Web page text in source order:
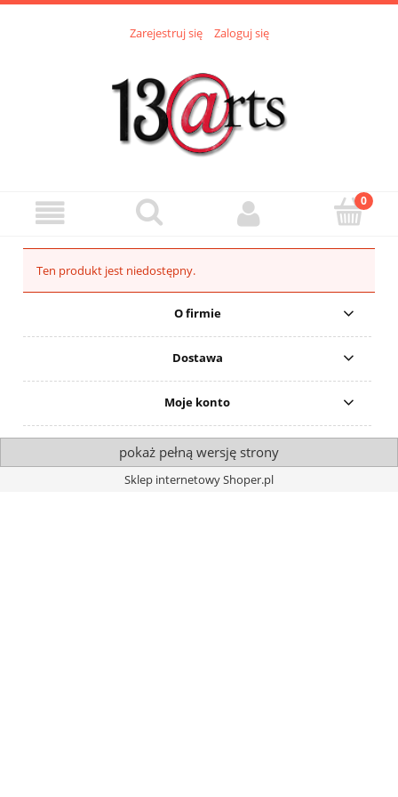
Zarejestruj się Zaloguj się
Ten produkt jest niedostępny.
O firmie
Dostawa
Moje konto
pokaż pełną wersję strony
Sklep internetowy Shoper.pl